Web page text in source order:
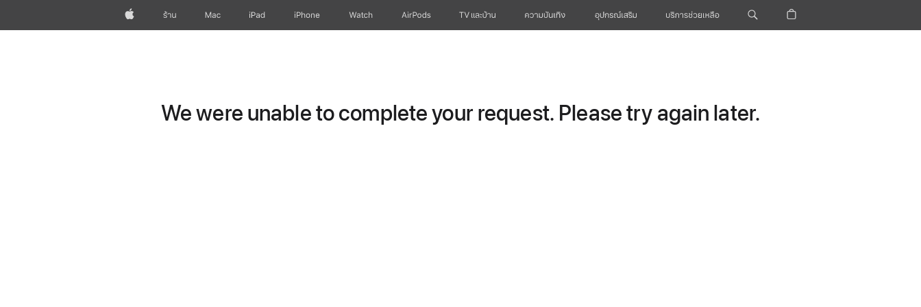
Appleร้าน Mac iPad iPhone Watch AirPods TV และบ้าน ความบันเทิง อุปกรณ์เสริม บริการช่วยเหลือ
We were unable to complete your request. Please try again later.